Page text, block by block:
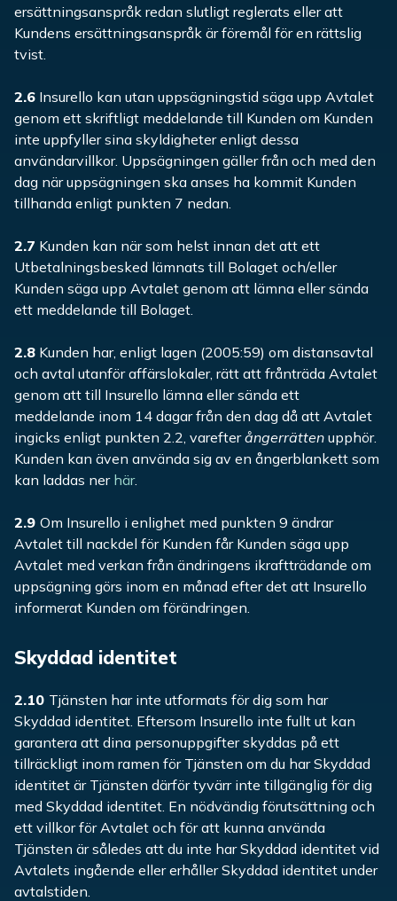
ersättningsanspråk redan slutligt reglerats eller att
Kundens ersättningsanspråk är föremål för en rättslig
tvist.
2.6 Insurello kan utan uppsägningstid säga upp Avtalet
genom ett skriftligt meddelande till Kunden om Kunden
inte uppfyller sina skyldigheter enligt dessa
användarvillkor. Uppsägningen gäller från och med den
dag när uppsägningen ska anses ha kommit Kunden
tillhanda enligt punkten 7 nedan.
2.7 Kunden kan när som helst innan det att ett
Utbetalningsbesked lämnats till Bolaget och/eller
Kunden säga upp Avtalet genom att lämna eller sända
ett meddelande till Bolaget.
2.8 Kunden har, enligt lagen (2005:59) om distansavtal
och avtal utanför affärslokaler, rätt att frånträda Avtalet
genom att till Insurello lämna eller sända ett
meddelande inom 14 dagar från den dag då att Avtalet
ingicks enligt punkten 2.2, varefterångerrätten upphör.
Kunden kan även använda sig av en ångerblankett som
kan laddas ner här.
2.9 Om Insurello i enlighet med punkten 9 ändrar
Avtalet till nackdel för Kunden får Kunden säga upp
Avtalet med verkan från ändringens ikraftträdande om
uppsägning görs inom en månad efter det att Insurello
informerat Kunden om förändringen.
Skyddad identitet
2.10 Tjänsten har inte utformats för dig som har
Skyddad identitet. Eftersom Insurello inte fullt ut kan
garantera att dina personuppgifter skyddas på ett
tillräckligt inom ramen för Tjänsten om du har Skyddad
identitet är Tjänsten därför tyvärr inte tillgänglig för dig
med Skyddad identitet. En nödvändig förutsättning och
ett villkor för Avtalet och för att kunna använda
Tjänsten är således att du inte har Skyddad identitet vid
Avtalets ingående eller erhåller Skyddad identitet under
avtalstiden.